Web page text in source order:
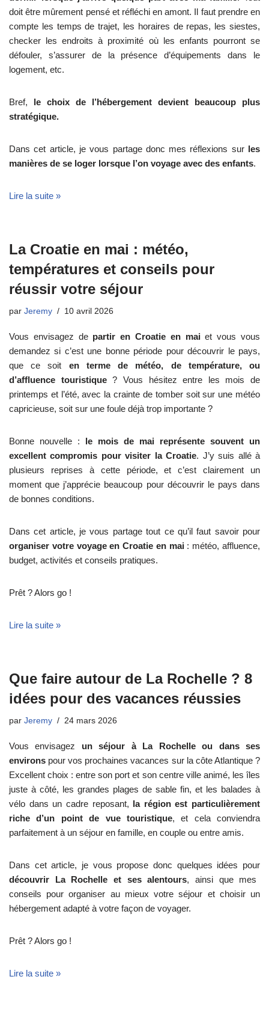
doit être mûrement pensé et réfléchi en amont. Il faut prendre en
compte les temps de trajet, les horaires de repas, les siestes,
checker les endroits à proximité où les enfants pourront se
défouler, s’assurer de la présence d’équipements dans le
logement, etc.
Bref, le choix de l’hébergement devient beaucoup plus
stratégique.
Dans cet article, je vous partage donc mes réflexions sur les
manières de se loger lorsque l’on voyage avec des enfants.
Lire la suite »
La Croatie en mai : météo,
températures et conseils pour
réussir votre séjour
par Jeremy 10 avril 2026
Vous envisagez de partir en Croatie en maiet vous vous
demandez si c’est une bonne période pour découvrir le pays,
que ce soit en terme de météo, de température, ou
d’affluence touristique? Vous hésitez entre les mois de
printemps et l’été, avec la crainte de tomber soit sur une météo
capricieuse, soit sur une foule déjà trop importante ?
Bonne nouvelle : le mois de mai représente souvent un
excellent compromis pour visiter la Croatie. J’y suis allé à
plusieurs reprises à cette période, et c’est clairement un
moment que j’apprécie beaucoup pour découvrir le pays dans
de bonnes conditions.
Dans cet article, je vous partage tout ce qu’il faut savoir pour
organiser votre voyage en Croatie en mai: météo, affluence,
budget, activités et conseils pratiques.
Prêt ? Alors go !
Lire la suite »
Que faire autour de La Rochelle ? 8
idées pour des vacances réussies
par Jeremy 24 mars 2026
Vous envisagez un séjour à La Rochelle ou dans ses
environs pour vos prochaines vacances sur la côte Atlantique ?
Excellent choix : entre son port et son centre ville animé, les îles
juste à côté, les grandes plages de sable fin, et les balades à
vélo dans un cadre reposant, la région est particulièrement
riche d’un point de vue touristique, et cela conviendra
parfaitement à un séjour en famille, en couple ou entre amis.
Dans cet article, je vous propose donc quelques idées pour
découvrir La Rochelle et ses alentours, ainsi que mes
conseils pour organiser au mieux votre séjour et choisir un
hébergement adapté à votre façon de voyager.
Prêt ? Alors go !
Lire la suite »